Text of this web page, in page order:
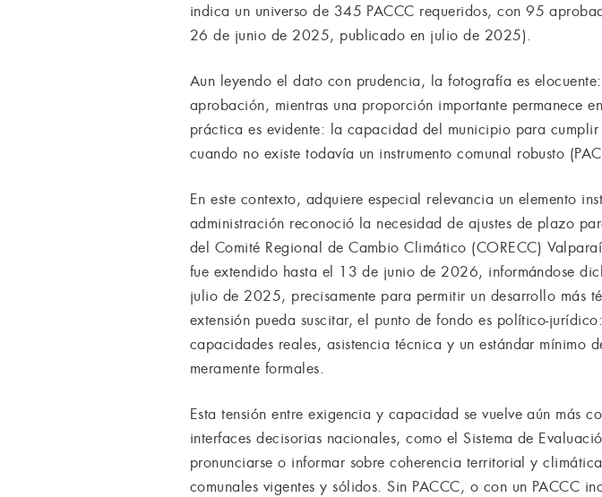
indica un universo de 345 PACCC requeridos, con 95
26 de junio de 2025, publicado en julio de 2025).
Aun leyendo el dato con prudencia, la fotografía es
aprobación, mientras una proporción importante permanece
práctica es evidente: la capacidad del municipio para
cuando no existe todavía un instrumento comunal robusto
En este contexto, adquiere especial relevancia un elemento
administración reconoció la necesidad de ajustes de plazo
del Comité Regional de Cambio Climático (CORECC)
fue extendido hasta el 13 de junio de 2026, informándose
julio de 2025, precisamente para permitir un desarrollo más
extensión pueda suscitar, el punto de fondo es político-
capacidades reales, asistencia técnica y un estándar mínimo
meramente formales.
Esta tensión entre exigencia y capacidad se vuelve aún más
interfaces decisorias nacionales, como el Sistema de
pronunciarse o informar sobre coherencia territorial y
comunales vigentes y sólidos. Sin PACCC, o con un PACCC